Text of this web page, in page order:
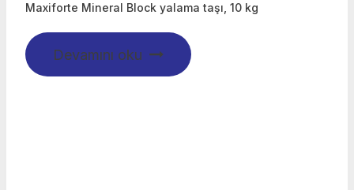
Maxiforte Mineral Block yalama taşı, 10 kg
Devamını oku